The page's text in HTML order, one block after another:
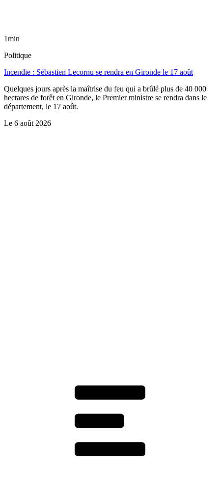
1min
Politique
Incendie : Sébastien Lecornu se rendra en Gironde le 17 août
Quelques jours après la maîtrise du feu qui a brûlé plus de 40 000
hectares de forêt en Gironde, le Premier ministre se rendra dans le
département, le 17 août.
Le 6 août 2026